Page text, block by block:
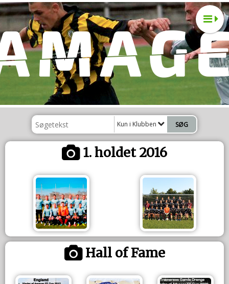
Kun i Klubben
1. holdet 2016
Hall of Fame